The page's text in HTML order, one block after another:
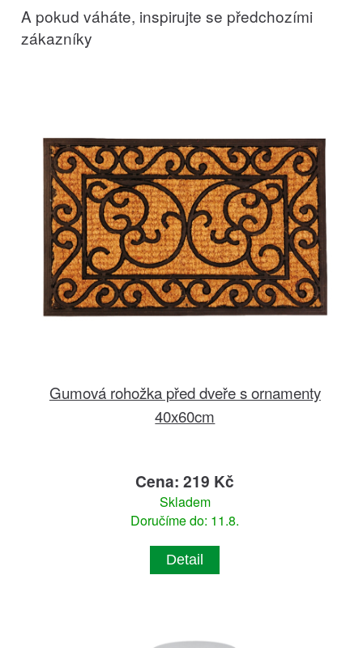
A pokud váháte, inspirujte se předchozími
zákazníky
Gumová rohožka před dveře s ornamenty
40x60cm
Cena: 219 Kč
Skladem
Doručíme do: 11.8.
Detail